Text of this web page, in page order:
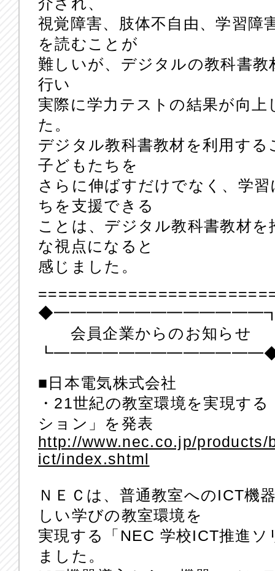
介され、
視覚障害、肢体不自由、学習障
を読むことが
難しいが、デジタルの教科書
行い
実際に学力テストの結果が向
た。
デジタル教科書教材を利用す
子どもたちを
さらに伸ばすだけでなく、学
ちを支援できる
ことは、デジタル教科書教材
な視点になると
感じました。
会員企業からのお知らせ
■日本電気株式会社
・21世紀の教室環境を実現す
ション」を発表
http://www.nec.co.jp/
ict/index.shtml
ＮＥＣは、普通教室へのICT機
しい学びの教室環境を
実現する「NEC 学校ICT推進
ました。